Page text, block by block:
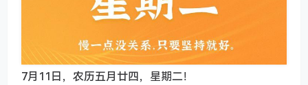
7月11日，农历五月廿四，星期二！